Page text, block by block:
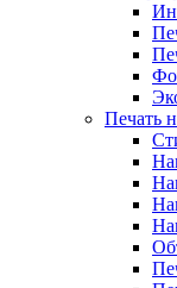
Печать